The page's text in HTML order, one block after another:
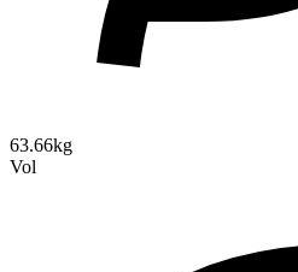
63.66kg
Vol